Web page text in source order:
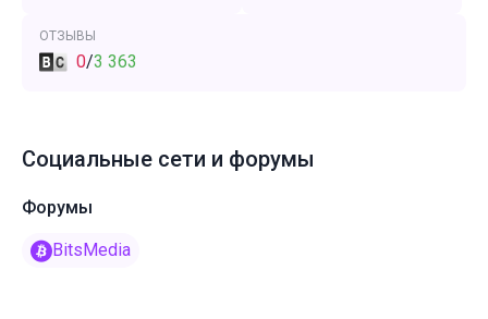
ОТЗЫВЫ
0/3 363
Социальные сети и форумы
Форумы
BitsMedia